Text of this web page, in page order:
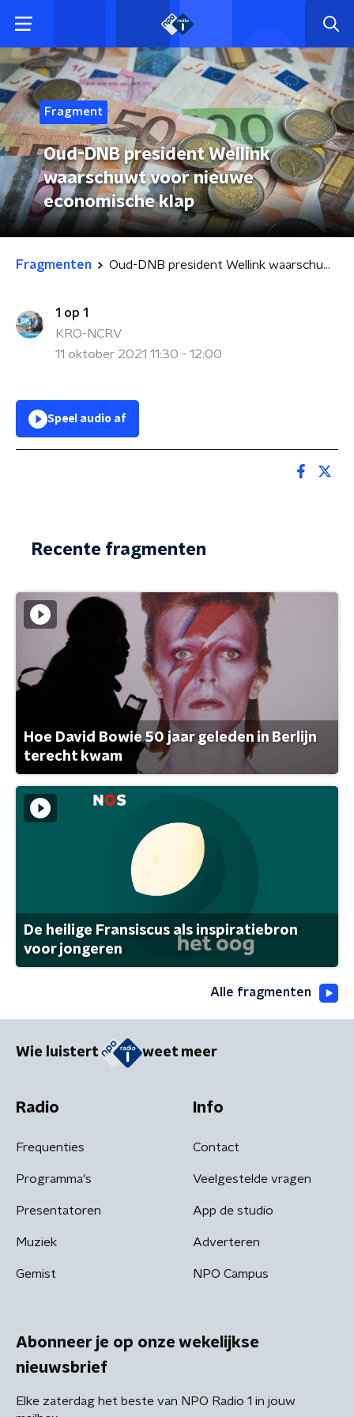
Fragment
Oud-DNB president Wellink
waarschuwt voor nieuwe
economische klap
Fragmenten Oud-DNB president Wellink waarschuwt voor nieuwe economische klap
1 op 1
KRO-NCRV
11 oktober 2021 11:30 - 12:00
Speel audio af
Recente fragmenten
Hoe David Bowie 50 jaar geleden in Berlijn
terecht kwam
De heilige Fransiscus als inspiratiebron
voor jongeren
Alle fragmenten
Wie luistert weet meer
Radio
Frequenties
Programma's
Presentatoren
Muziek
Gemist
Info
Contact
Veelgestelde vragen
App de studio
Adverteren
NPO Campus
Abonneer je op onze wekelijkse
nieuwsbrief
Elke zaterdag het beste van NPO Radio 1 in jouw